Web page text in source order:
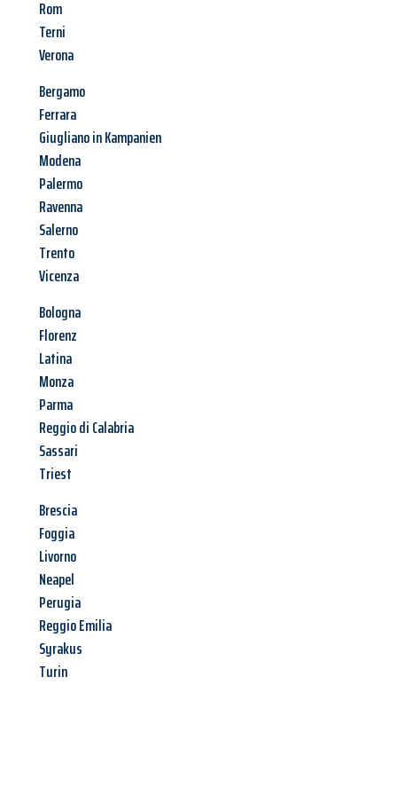
Rom
Terni
Verona
Bergamo
Ferrara
Giugliano in Kampanien
Modena
Palermo
Ravenna
Salerno
Trento
Vicenza
Bologna
Florenz
Latina
Monza
Parma
Reggio di Calabria
Sassari
Triest
Brescia
Foggia
Livorno
Neapel
Perugia
Reggio Emilia
Syrakus
Turin